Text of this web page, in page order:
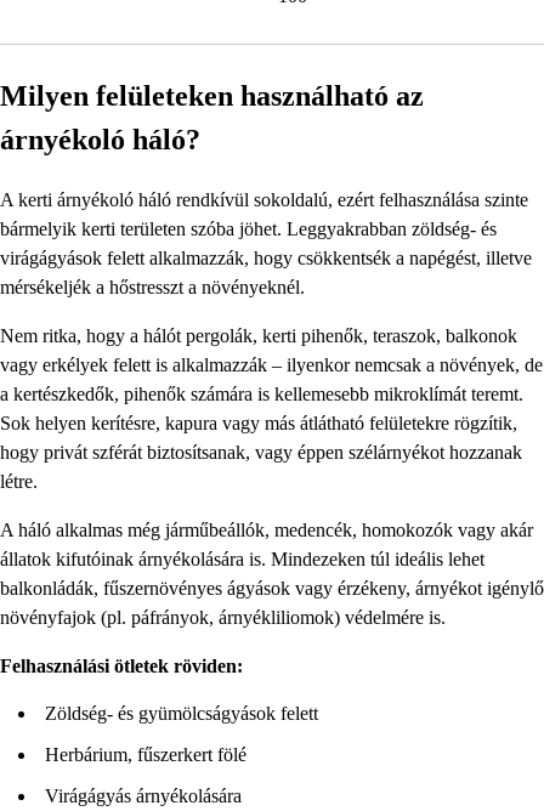
Milyen felületeken használható az
árnyékoló háló?
A kerti árnyékoló háló rendkívül sokoldalú, ezért felhasználása szinte
bármelyik kerti területen szóba jöhet. Leggyakrabban zöldség- és
virágágyások felett alkalmazzák, hogy csökkentsék a napégést, illetve
mérsékeljék a hőstresszt a növényeknél.
Nem ritka, hogy a hálót pergolák, kerti pihenők, teraszok, balkonok
vagy erkélyek felett is alkalmazzák – ilyenkor nemcsak a növények, de
a kertészkedők, pihenők számára is kellemesebb mikroklímát teremt.
Sok helyen kerítésre, kapura vagy más átlátható felületekre rögzítik,
hogy privát szférát biztosítsanak, vagy éppen szélárnyékot hozzanak
létre.
A háló alkalmas még járműbeállók, medencék, homokozók vagy akár
állatok kifutóinak árnyékolására is. Mindezeken túl ideális lehet
balkonládák, fűszernövényes ágyások vagy érzékeny, árnyékot igénylő
növényfajok (pl. páfrányok, árnyékliliomok) védelmére is.
Felhasználási ötletek röviden:
Zöldség- és gyümölcságyások felett
Herbárium, fűszerkert fölé
Virágágyás árnyékolására